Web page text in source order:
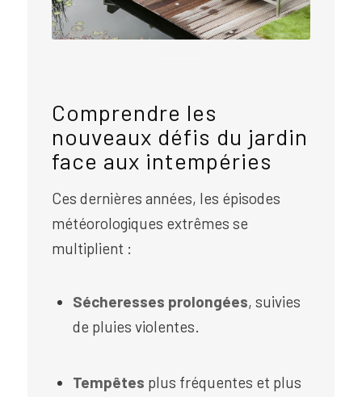
Comprendre les
nouveaux défis du jardin
face aux intempéries
Ces dernières années, les épisodes
météorologiques extrêmes se
multiplient :
Sécheresses prolongées, suivies
de pluies violentes.
Tempêtes plus fréquentes et plus